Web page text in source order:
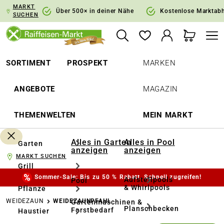
Zur Hauptnavigation springen
MARKT
SUCHEN
Über 500× in deiner Nähe Kostenlose
SORTIMENT PROSPEKT
ANGEBOTE
THEMENWELTEN
MARKEN
MAGAZIN
MEIN MARKT
Garten
Grill
Pflanze
Haustier
Alles in Garten
anzeigen
Pool
Gartenmaschinen &
Forstbedarf
Alles in Pool
anzeigen
Aufstellpools
& Whirlpools
Planschbecken
MARKT SUCHEN
Sommer-Sale: Bis zu 50 % Rabatt. Schnell zugreifen!
WEIDEZAUN WEIDEZAUNPFAHL